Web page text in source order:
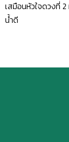
เสมือนหัวใจดวงที่ 2
น้ำดี